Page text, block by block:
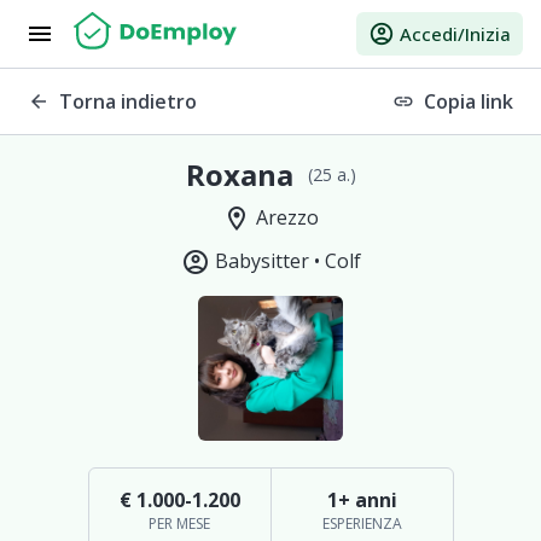
menu account_circle Accedi/Inizia
arrow_back Torna indietro link Copia link
Roxana (25 a.)
location_on Arezzo
account_circle Babysitter • Colf
€ 1.000-1.200
PER MESE
1+ anni
ESPERIENZA